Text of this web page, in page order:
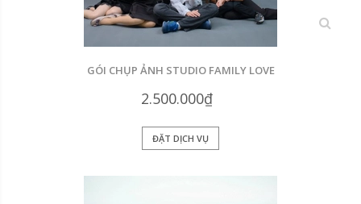
xem
GÓI CHỤP ẢNH STUDIO FAMILY LOVE
2.500.000₫
ĐẶT DỊCH VỤ